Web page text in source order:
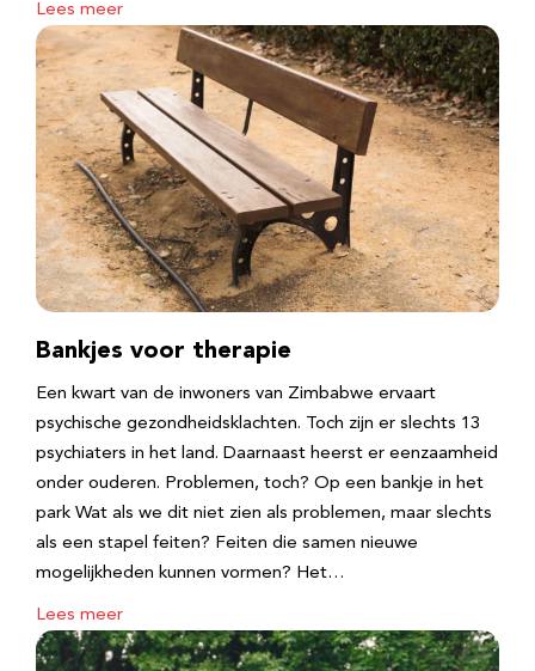
Lees meer
Bankjes voor therapie
Een kwart van de inwoners van Zimbabwe ervaart
psychische gezondheidsklachten. Toch zijn er slechts 13
psychiaters in het land. Daarnaast heerst er eenzaamheid
onder ouderen. Problemen, toch? Op een bankje in het
park Wat als we dit niet zien als problemen, maar slechts
als een stapel feiten? Feiten die samen nieuwe
mogelijkheden kunnen vormen? Het…
Lees meer